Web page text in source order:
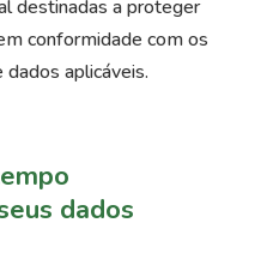
destinadas a proteger
conformidade com os
aplicáveis.
dados